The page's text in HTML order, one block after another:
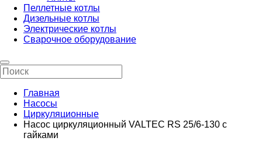
Пеллетные котлы
Дизельные котлы
Электрические котлы
Сварочное оборудование
Главная
Насосы
Циркуляционные
Насос циркуляционный VALTEC RS 25/6-130 с
гайками